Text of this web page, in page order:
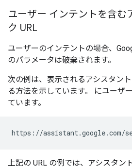
ユーザー インテントを含む
ク URL
ユーザーのインテントの場合、
のパラメータは破棄されます。
次の例は、表示されるアシスタン
る方法を示しています。 にユーザ
ています。
上記の URL の例では、アシスタン